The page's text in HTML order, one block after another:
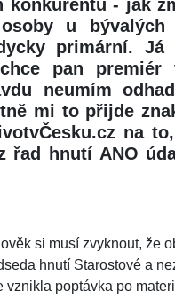
konkurentů - jak
u bývalých
primární. Já
pan premiér
neumím
mi to přijde
na
řad hnutí ANO
si musí zvyknout, že
hnutí Starostové a
poptávka po